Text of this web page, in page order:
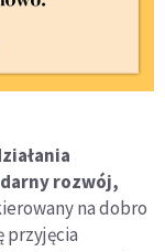
rozwój,
na dobro
przyjęcia